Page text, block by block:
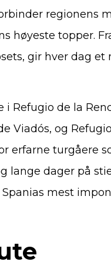
regionens
høyeste topper.
gir hver dag
i Refugio de la
Viadós, og
erfarne turgåere
lange dager på
mest